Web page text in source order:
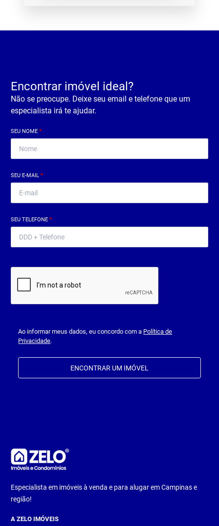
Encontrar imóvel ideal?
Não se preocupe. Deixe seu email e telefone que um
especialista irá te ajudar.
SEU NOME*
SEU E-MAIL*
SEU TELEFONE*
Ao informar meus dados, eu concordo com a Política de
Privacidade.
ENCONTRAR UM IMÓVEL
Especialista em imóveis à venda e para alugar em Campinas e
região!
A ZELO IMÓVEIS